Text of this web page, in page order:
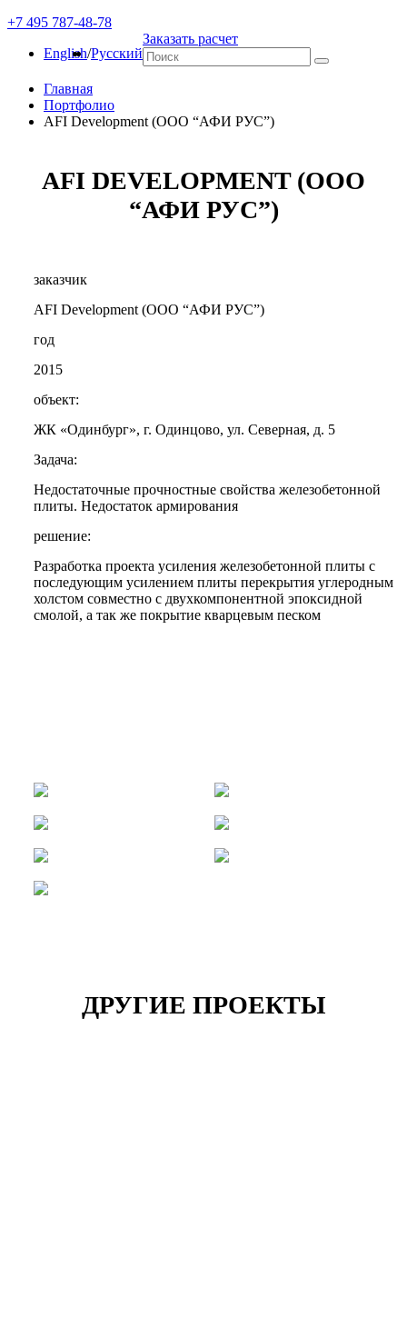
+7 495 787-48-78
English/Русский
Заказать расчет
Главная
Портфолио
AFI Development (ООО “АФИ РУС”)
AFI DEVELOPMENT (ООО
“АФИ РУС”)
заказчик
AFI Development (ООО “АФИ РУС”)
год
2015
объект:
ЖК «Одинбург», г. Одинцово, ул. Северная, д. 5
Задача:
Недостаточные прочностные свойства железобетонной
плиты. Недостаток армирования
решение:
Разработка проекта усиления железобетонной плиты с
последующим усилением плиты перекрытия углеродным
холстом совместно с двухкомпонентной эпоксидной
смолой, а так же покрытие кварцевым песком
ДРУГИЕ ПРОЕКТЫ